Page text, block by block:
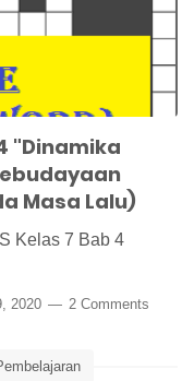
"Dinamika
Masa Lalu)
Kelas 7 Bab 4
2020 2 Comments